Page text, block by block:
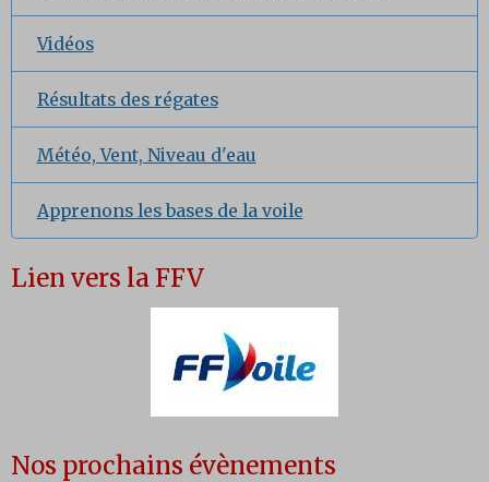
Vidéos
Résultats des régates
Météo, Vent, Niveau d'eau
Apprenons les bases de la voile
Lien vers la FFV
Nos prochains évènements